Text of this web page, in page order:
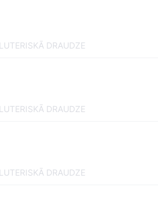
DRAUDZE
DRAUDZE
DRAUDZE